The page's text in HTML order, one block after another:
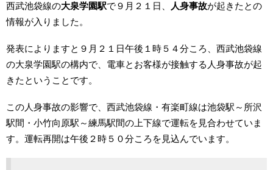
西武池袋線の大泉学園駅で９月２１日、 人身事故が起きたとの
情報が入りました。
発表によりますと９月２１日午後１時５４分ころ、西武池袋線
の大泉学園駅の構内で、電車とお客様が接触する人身事故が起
きたということです。
この人身事故の影響で、西武池袋線・有楽町線は池袋駅～所沢
駅間・小竹向原駅～練馬駅間の上下線で運転を見合わせていま
す。運転再開は午後２時５０分ころを見込んでいます。